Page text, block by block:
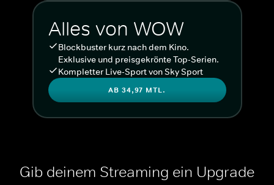
Alles von WOW
Blockbuster kurz nach dem Kino.
Exklusive und preisgekrönte Top-Serien.
Kompletter Live-Sport von Sky Sport
AB 34,97 MTL.
Gib deinem Streaming ein Upgrade